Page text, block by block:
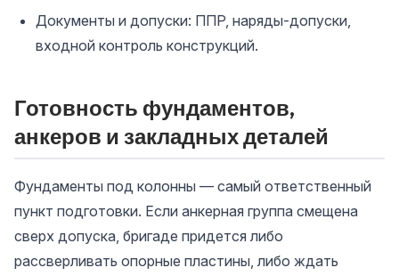
Документы и допуски: ППР, наряды-допуски,
входной контроль конструкций.
Готовность фундаментов,
анкеров и закладных деталей
Фундаменты под колонны — самый ответственный
пункт подготовки. Если анкерная группа смещена
сверх допуска, бригаде придется либо
рассверливать опорные пластины, либо ждать